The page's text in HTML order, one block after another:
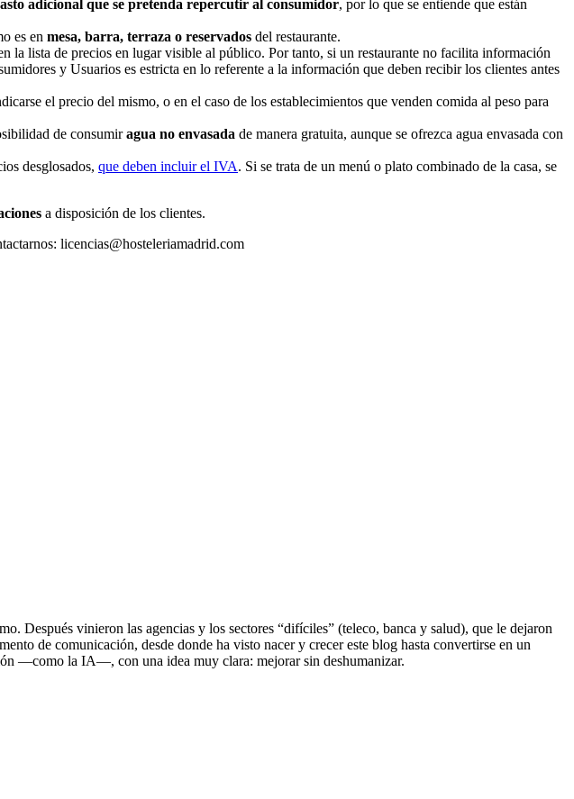
adicional que se pretenda repercutir al consumidor, por lo que se entiende que están
es en mesa, barra, terraza o reservados del restaurante.
la lista de precios en lugar visible al público. Por tanto, si un restaurante no facilita información
y Usuarios es estricta en lo referente a la información que deben recibir los clientes antes
el precio del mismo, o en el caso de los establecimientos que venden comida al peso para
de consumiragua no envasada de manera gratuita, aunque se ofrezca agua envasada con
desglosados, que deben incluir el IVA. Si se trata de un menú o plato combinado de la casa, se
a disposición de los clientes.
licencias@hosteleriamadrid.com
Después vinieron las agencias y los sectores “difíciles” (teleco, banca y salud), que le dejaron
de comunicación, desde donde ha visto nacer y crecer este blog hasta convertirse en un
—como la IA—, con una idea muy clara: mejorar sin deshumanizar.